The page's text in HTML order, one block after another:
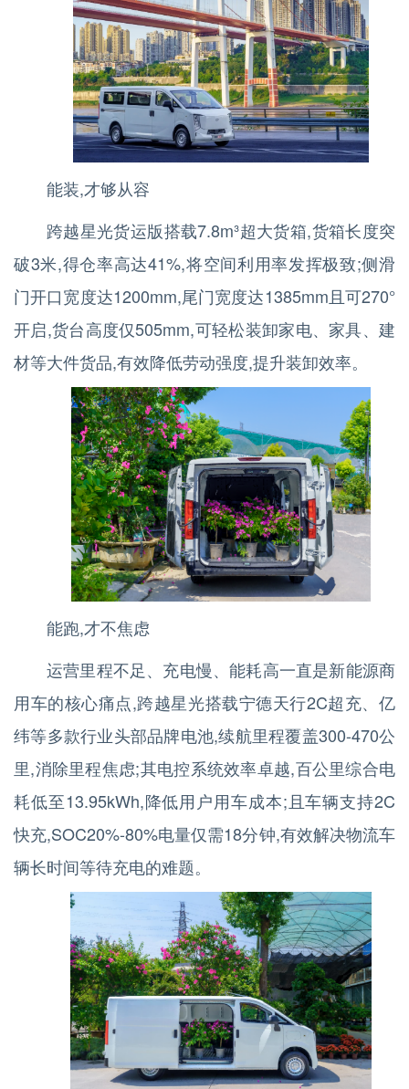
能装,才够从容
跨越星光货运版搭载7.8m³超大货箱,货箱长度突
破3米,得仓率高达41%,将空间利用率发挥极致;侧滑
门开口宽度达1200mm,尾门宽度达1385mm且可270°
开启,货台高度仅505mm,可轻松装卸家电、家具、建
材等大件货品,有效降低劳动强度,提升装卸效率。
能跑,才不焦虑
运营里程不足、充电慢、能耗高一直是新能源商
用车的核心痛点,跨越星光搭载宁德天行2C超充、亿
纬等多款行业头部品牌电池,续航里程覆盖300-470公
里,消除里程焦虑;其电控系统效率卓越,百公里综合电
耗低至13.95kWh,降低用户用车成本;且车辆支持2C
快充,SOC20%-80%电量仅需18分钟,有效解决物流车
辆长时间等待充电的难题。